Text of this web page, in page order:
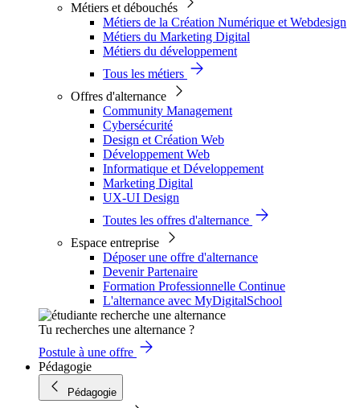
Métiers et débouchés
Métiers de la Création Numérique et Webdesign
Métiers du Marketing Digital
Métiers du développement
Tous les métiers
Offres d'alternance
Community Management
Cybersécurité
Design et Création Web
Développement Web
Informatique et Développement
Marketing Digital
UX-UI Design
Toutes les offres d'alternance
Espace entreprise
Déposer une offre d'alternance
Devenir Partenaire
Formation Professionnelle Continue
L'alternance avec MyDigitalSchool
Tu recherches une alternance ?
Postule à une offre
Pédagogie
Pédagogie